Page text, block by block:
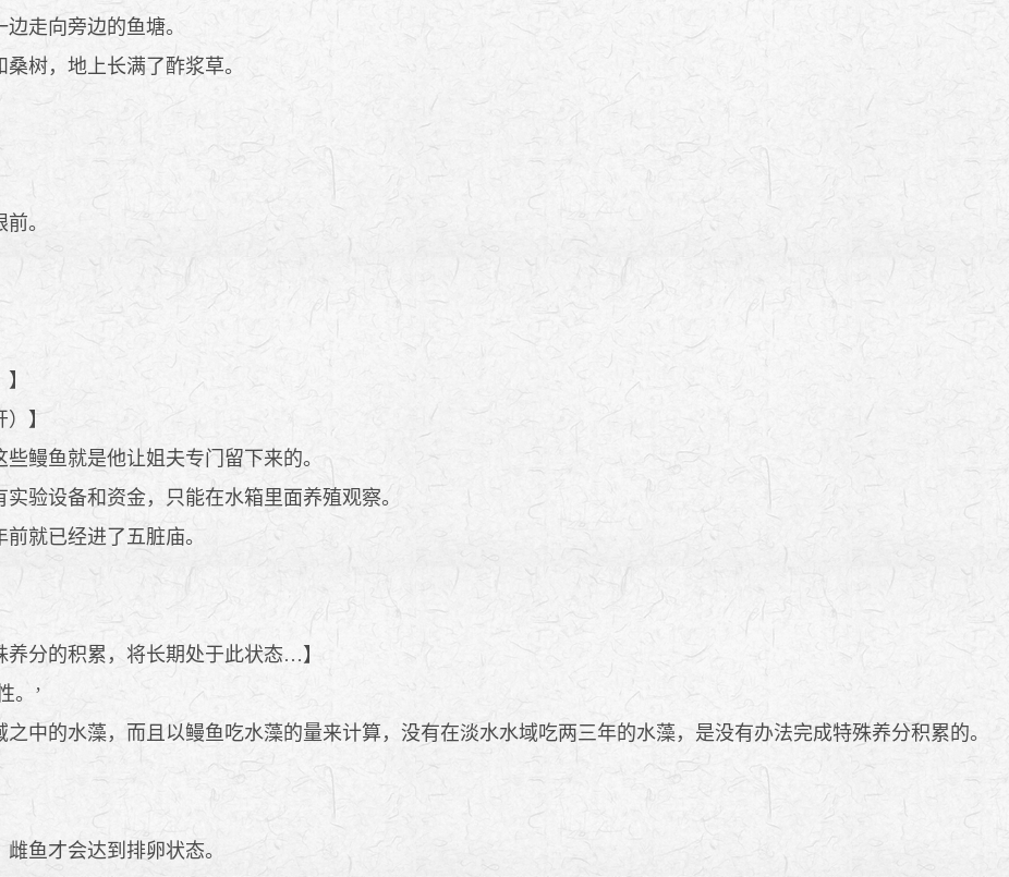
走向旁边的鱼塘。
树，地上长满了酢浆草。
。
】
鳗鱼就是他让姐夫专门留下来的。
验设备和资金，只能在水箱里面养殖观察。
就已经进了五脏庙。
分的积累，将长期处于此状态…】
。’
中的水藻，而且以鳗鱼吃水藻的量来计算，没有在淡水水域吃两三年的水藻，是没有办法完成特殊养分积累的。
鱼才会达到排卵状态。